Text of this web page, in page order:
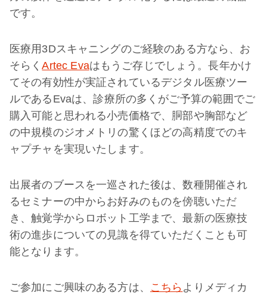
です。
医療用3Dスキャニングのご経験のある方なら、お
そらくArtec Evaはもうご存じでしょう。長年かけ
てその有効性が実証されているデジタル医療ツー
ルであるEvaは、診療所の多くがご予算の範囲でご
購入可能と思われる小売価格で、胴部や胸部など
の中規模のジオメトリの驚くほどの高精度でのキ
ャプチャを実現いたします。
出展者のブースを一巡された後は、数種開催され
るセミナーの中からお好みのものを傍聴いただ
き、触覚学からロボット工学まで、最新の医療技
術の進歩についての見識を得ていただくことも可
能となります。
ご参加にご興味のある方は、 こちら よりメディカ